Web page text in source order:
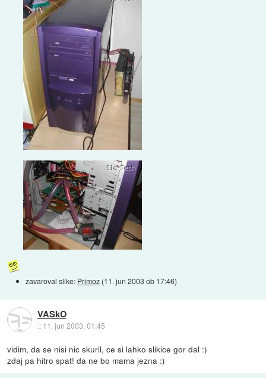
zavaroval slike: Primoz (11. jun 2003 ob 17:46)
VASkO
:: 11. jun 2003, 01:45
vidim, da se nisi nic skuril, ce si lahko slikice gor dal :)
zdaj pa hitro spat! da ne bo mama jezna :)